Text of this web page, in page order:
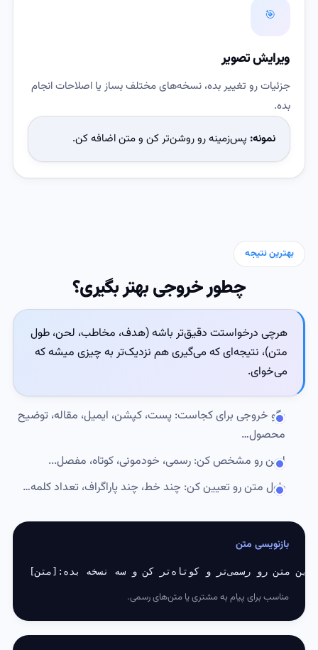
🎯
ویرایش تصویر
جزئیات رو تغییر بده، نسخه‌های مختلف بساز یا اصلاحات انجام
بده.
نمونه: پس‌زمینه رو روشن‌تر کن و متن اضافه کن.
بهترین نتیجه
چطور خروجی بهتر بگیری؟
هرچی درخواستت دقیق‌تر باشه (هدف، مخاطب، لحن، طول
متن)، نتیجه‌ای که می‌گیری هم نزدیک‌تر به چیزی میشه که
می‌خوای.
بگو خروجی برای کجاست: پست، کپشن، ایمیل، مقاله، توضیح
محصول…
لحن رو مشخص کن: رسمی، خودمونی، کوتاه، مفصل...
طول متن رو تعیین کن: چند خط، چند پاراگراف، تعداد کلمه…
بازنویسی متن
این متن رو رسمی‌تر و کوتاه‌تر کن و سه نسخه بده: [متن]
مناسب برای پیام به مشتری یا متن‌های رسمی.